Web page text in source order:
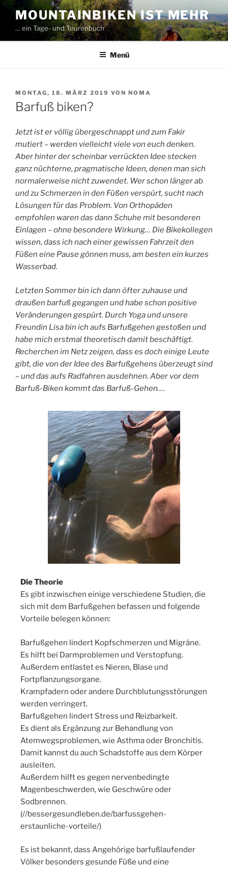
Zum
Inhalt
springen
MOUNTAINBIKEN IST MEHR
… ein Tage- und Tourenbuch
Menü
VERÖFFENTLICHT
AM
MONTAG, 18. MÄRZ 2019 VON NOMA
Barfuß biken?
Jetzt ist er völlig übergeschnappt und zum Fakir
mutiert – werden vielleicht viele von euch denken.
Aber hinter der scheinbar verrückten Idee stecken
ganz nüchterne, pragmatische Ideen, denen man sich
normalerweise nicht zuwendet. Wer schon länger ab
und zu Schmerzen in den Füßen verspürt, sucht nach
Lösungen für das Problem. Von Orthopäden
empfohlen waren das dann Schuhe mit besonderen
Einlagen – ohne besondere Wirkung… Die Bikekollegen
wissen, dass ich nach einer gewissen Fahrzeit den
Füßen eine Pause gönnen muss, am besten ein kurzes
Wasserbad.
Letzten Sommer bin ich dann öfter zuhause und
draußen barfuß gegangen und habe schon positive
Veränderungen gespürt. Durch Yoga und unsere
Freundin Lisa bin ich aufs Barfußgehen gestoßen und
habe mich erstmal theoretisch damit beschäftigt.
Recherchen im Netz zeigen, dass es doch einige Leute
gibt, die von der Idee des Barfußgehens überzeugt sind
– und das aufs Radfahren ausdehnen. Aber vor dem
Barfuß-Biken kommt das Barfuß-Gehen….
Die Theorie
Es gibt inzwischen einige verschiedene Studien, die
sich mit dem Barfußgehen befassen und folgende
Vorteile belegen können:
Barfußgehen lindert Kopfschmerzen und Migräne.
Es hilft bei Darmproblemen und Verstopfung.
Außerdem entlastet es Nieren, Blase und
Fortpflanzungsorgane.
Krampfadern oder andere Durchblutungsstörungen
werden verringert.
Barfußgehen lindert Stress und Reizbarkeit.
Es dient als Ergänzung zur Behandlung von
Atemwegsproblemen, wie Asthma oder Bronchitis.
Damit kannst du auch Schadstoffe aus dem Körper
ausleiten.
Außerdem hilft es gegen nervenbedingte
Magenbeschwerden, wie Geschwüre oder
Sodbrennen.
(//bessergesundleben.de/barfussgehen-
erstaunliche-vorteile/)
Es ist bekannt, dass Angehörige barfußlaufender
Völker besonders gesunde Füße und eine